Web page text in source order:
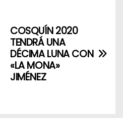
COSQUÍN 2020
TENDRÁ UNA
DÉCIMA LUNA CON
«LA MONA»
JIMÉNEZ